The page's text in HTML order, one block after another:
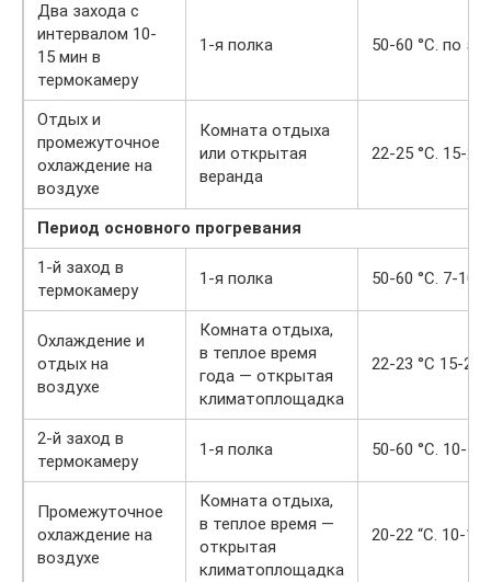
Два захода с
интервалом 10-
15 мин в
термокамеру
1-я полка 50-60 °С. по 5-
Отдых и
промежуточное
охлаждение на
воздухе
Комната отдыха
или открытая
веранда
22-25 °С. 15-20
Период основного прогревания
1-й заход в
термокамеру
1-я полка 50-60 °С. 7-10
Охлаждение и
отдых на
воздухе
Комната отдыха,
в теплое время
года — открытая
климатоплощадка
22-23 °С 15-20
2-й заход в
термокамеру
1-я полка 50-60 °С. 10-15
Промежуточное
охлаждение на
воздухе
Комната отдыха,
в теплое время —
открытая
климатоплощадка
20-22 “С. 10-15